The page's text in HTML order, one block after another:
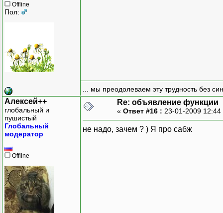
Offline
Пол:
... мы преодолеваем эту трудность без
Алексей++
глобальный и
пушистый
Глобальный
модератор
Offline
Re: объявление функции
« Ответ #16 : 23-01-2009
не надо, зачем ? ) Я про сабж